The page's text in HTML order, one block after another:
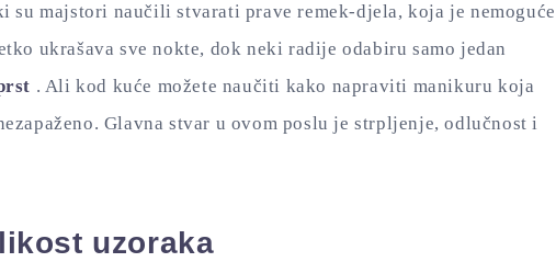
su majstori naučili stvarati prave remek-djela, koja je nemoguće
ukrašava sve nokte, dok neki radije odabiru samo jedan
. Ali kod kuće možete naučiti kako napraviti manikuru koja
Glavna stvar u ovom poslu je strpljenje, odlučnost i
uzoraka